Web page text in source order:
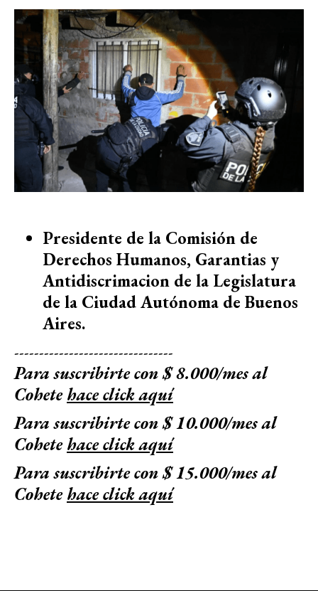
Presidente de la Comisión de
Derechos Humanos, Garantias y
Antidiscrimacion de la Legislatura
de la Ciudad Autónoma de Buenos
Aires.
--------------------------------
Para suscribirte con $ 8.000/mes al
Cohetehace click aquí
Para suscribirte con $ 10.000/mes al
Cohetehace click aquí
Para suscribirte con $ 15.000/mes al
Cohetehace click aquí